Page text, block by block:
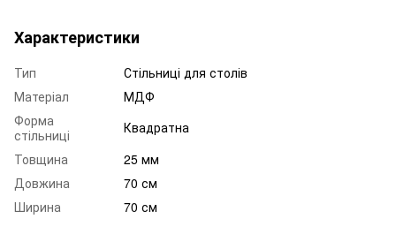
Характеристики
Тип
Стільниці для столів
Матеріал
МДФ
Форма
стільниці
Квадратна
Товщина
25 мм
Довжина
70 см
Ширина
70 см